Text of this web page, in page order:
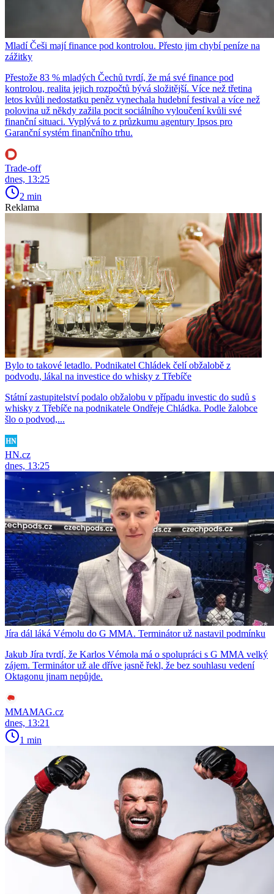
Mladí Češi mají finance pod kontrolou. Přesto jim chybí peníze na
zážitky
Přestože 83 % mladých Čechů tvrdí, že má své finance pod
kontrolou, realita jejich rozpočtů bývá složitější. Více než třetina
letos kvůli nedostatku peněz vynechala hudební festival a více než
polovina už někdy zažila pocit sociálního vyloučení kvůli své
finanční situaci. Vyplývá to z průzkumu agentury Ipsos pro
Garanční systém finančního trhu.
Trade-off
dnes, 13:25
2 min
Reklama
Bylo to takové letadlo. Podnikatel Chládek čelí obžalobě z
podvodu, lákal na investice do whisky z Třebíče
Státní zastupitelství podalo obžalobu v případu investic do sudů s
whisky z Třebíče na podnikatele Ondřeje Chládka. Podle žalobce
šlo o podvod,...
HN.cz
dnes, 13:25
Jíra dál láká Vémolu do G MMA. Terminátor už nastavil podmínku
Jakub Jíra tvrdí, že Karlos Vémola má o spolupráci s G MMA velký
zájem. Terminátor už ale dříve jasně řekl, že bez souhlasu vedení
Oktagonu jinam nepůjde.
MMAMAG.cz
dnes, 13:21
1 min